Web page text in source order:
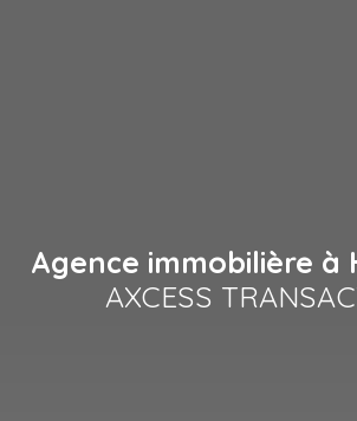
Agence immobilière à
AXCESS